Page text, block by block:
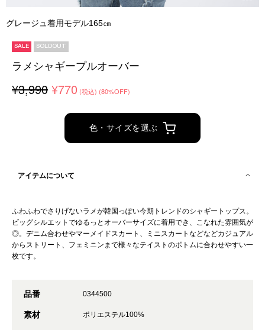
グレージュ着用モデル165㎝
SALE SOLDOUT
ラメシャギープルオーバー
¥3,990 ¥770 (税込) (80%OFF)
色・サイズを選ぶ
アイテムについて
ふわふわでさりげないラメが韓国っぽい今期トレンドのシャギートップス。
ビッグシルエットでゆるっとオーバーサイズに着用でき、こなれた雰囲気が
◎。デニム合わせやマーメイドスカート、ミニスカートなどなどカジュアル
からストリート、フェミニンまで様々なテイストのボトムに合わせやすい一
枚です。
品番 0344500
素材 ポリエステル100%